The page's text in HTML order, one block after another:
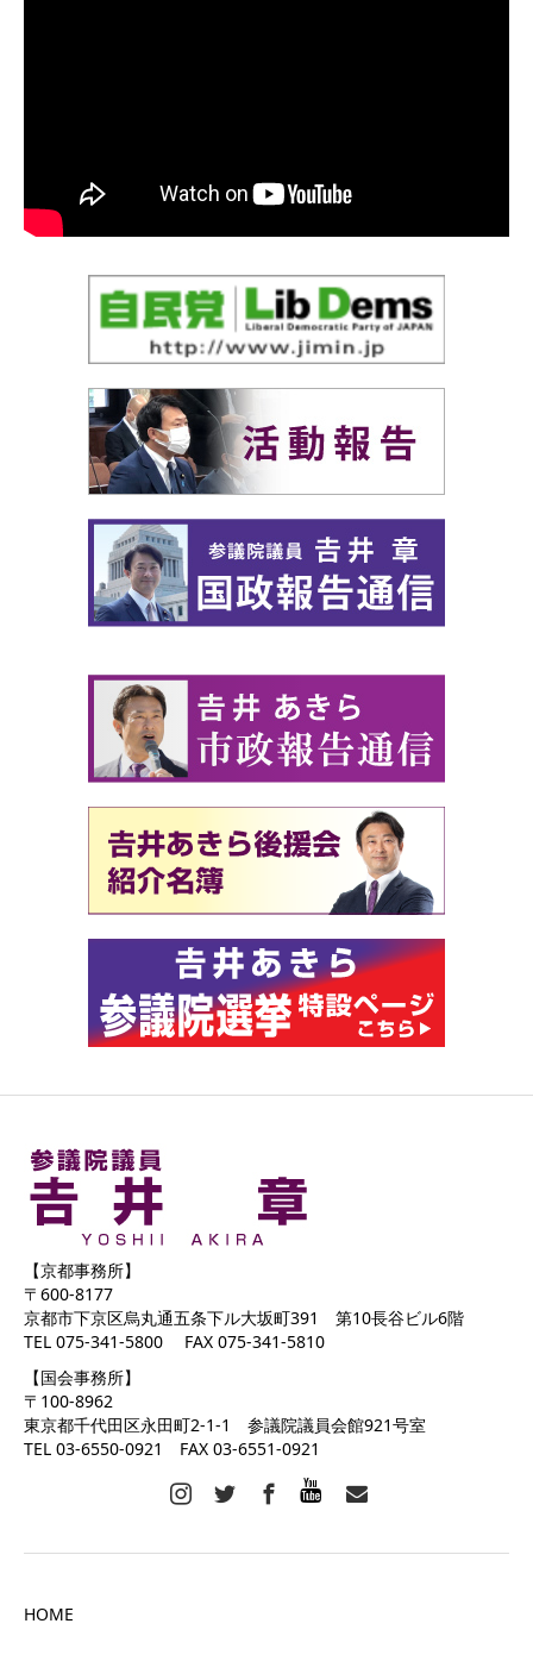
【京都事務所】
〒600-8177
京都市下京区烏丸通五条下ル大坂町391 第10長谷ビル6階
TEL 075-341-5800 FAX 075-341-5810
【国会事務所】
〒100-8962
東京都千代田区永田町2-1-1 参議院議員会館921号室
TEL 03-6550-0921 FAX 03-6551-0921
HOME